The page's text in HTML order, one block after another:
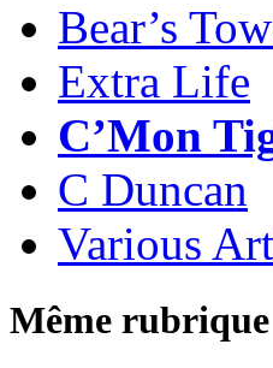
Bear’s
Extra Life
C’Mon
C Duncan
Various
Même rubrique